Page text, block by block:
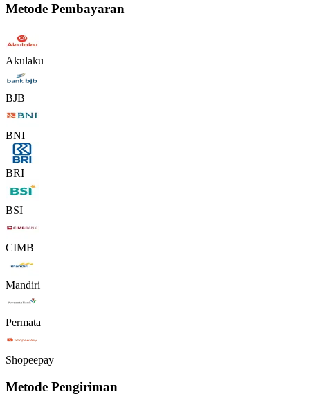
Metode Pembayaran
Akulaku
BJB
BNI
BRI
BSI
CIMB
Mandiri
Permata
Shopeepay
Metode Pengiriman